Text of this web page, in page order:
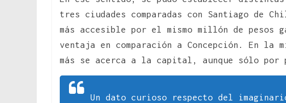
tres ciudades comparadas con Santiago de
más accesible por el mismo millón de pesos
ventaja en comparación a Concepción. En la
más se acerca a la capital, aunque sólo por
Un dato curioso respecto del